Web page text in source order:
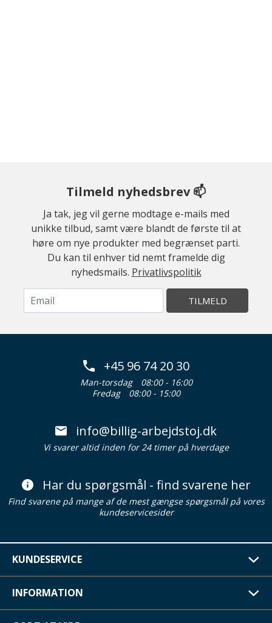
Tilmeld nyhedsbrev 📫
Ja tak, jeg vil gerne modtage e-mails med
unikke tilbud, samt være blandt de første til at
høre om nye produkter med begrænset parti.
Du kan til enhver tid nemt framelde dig
nyhedsmails. Privatlivspolitik
TILMELD
+45 96 74 20 30
Man-torsdag
08:00 - 16:00
Fredag
08:00 - 15:00
info@billig-arbejdstoj.dk
Vi svarer altid inden for 24 timer på hverdage
Har du spørgsmål - find svarene her
Find svarene på mange af de mest gængse spørgsmål på vores
kundeservicesider
KUNDESERVICE
INFORMATION